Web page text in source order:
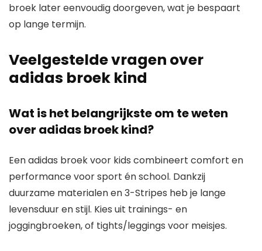
broek later eenvoudig doorgeven, wat je bespaart
op lange termijn.
Veelgestelde vragen over
adidas broek kind
Wat is het belangrijkste om te weten
over adidas broek kind?
Een adidas broek voor kids combineert comfort en
performance voor sport én school. Dankzij
duurzame materialen en 3-Stripes heb je lange
levensduur en stijl. Kies uit trainings- en
joggingbroeken, of tights/leggings voor meisjes.